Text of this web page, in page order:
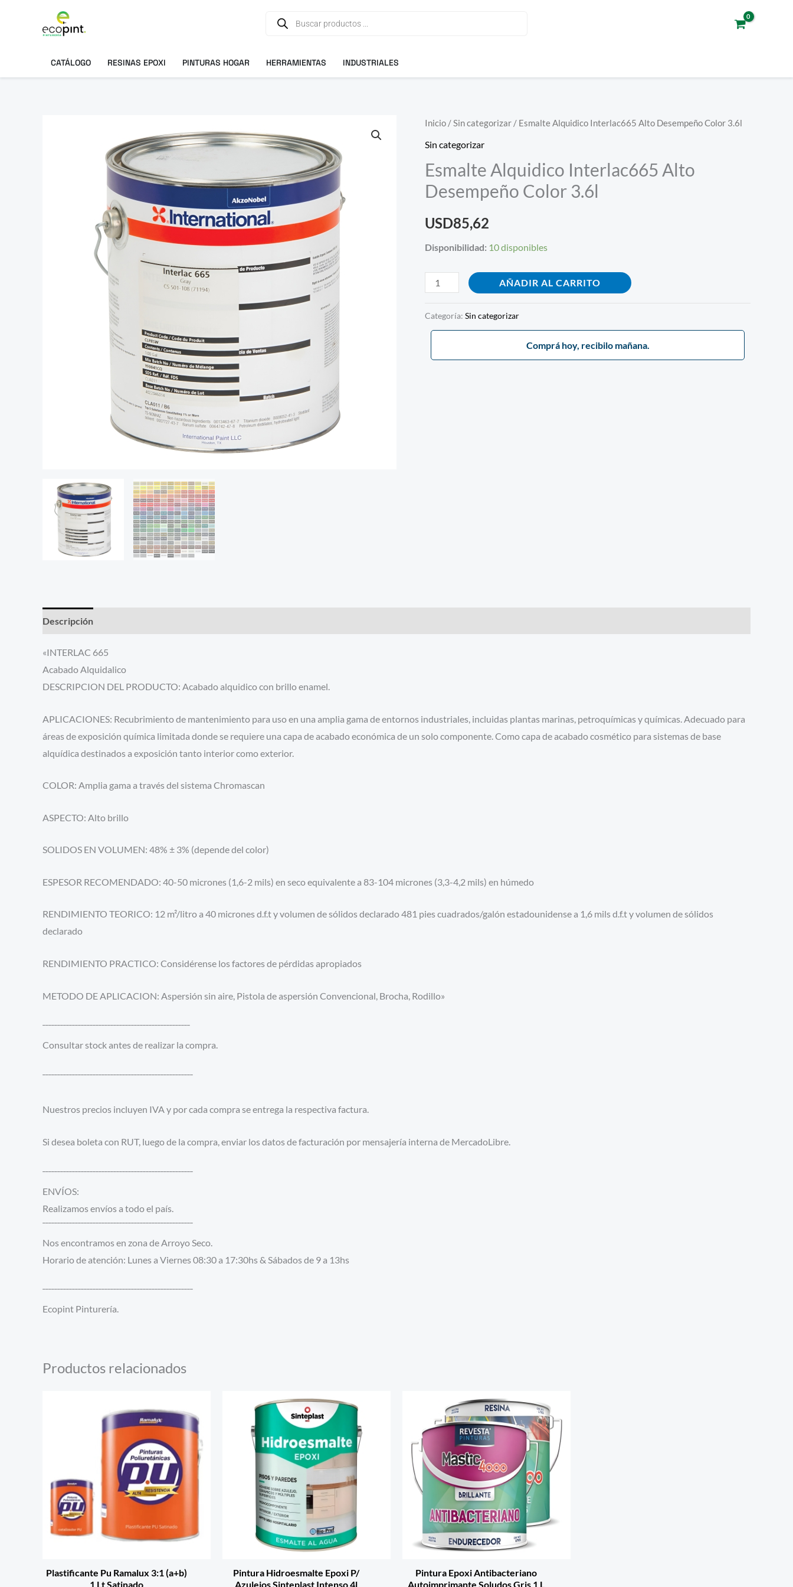
productos
CATÁLOGO RESINAS EPOXI PINTURAS HOGAR HERRAMIENTAS INDUSTRIALES
Inicio /Sin categorizar / Esmalte Alquidico Interlac665 Alto Desempeño Color 3.6l
Sin categorizar
Esmalte Alquidico Interlac665 Alto
Desempeño Color 3.6l
USD85,62
Disponibilidad: 10 disponibles
Esmalte
Alquidico
Alto
Desempeño
3.6l
cantidad
AÑADIR AL CARRITO
Categoría: Sin categorizar
Comprá hoy, recibilo mañana.
Descripción
«INTERLAC 665
Acabado Alquidalico
DESCRIPCION DEL PRODUCTO: Acabado alquidico con brillo enamel.
APLICACIONES: Recubrimiento de mantenimiento para uso en una amplia gama de entornos industriales, incluidas plantas marinas, petroquímicas y químicas. Adecuado para
áreas de exposición química limitada donde se requiere una capa de acabado económica de un solo componente. Como capa de acabado cosmético para sistemas de base
alquídica destinados a exposición tanto interior como exterior.
COLOR: Amplia gama a través del sistema Chromascan
ASPECTO: Alto brillo
SOLIDOS EN VOLUMEN: 48% ± 3% (depende del color)
ESPESOR RECOMENDADO: 40-50 micrones (1,6-2 mils) en seco equivalente a 83-104 micrones (3,3-4,2 mils) en húmedo
RENDIMIENTO TEORICO: 12 m²/litro a 40 micrones d.f.t y volumen de sólidos declarado 481 pies cuadrados/galón estadounidense a 1,6 mils d.f.t y volumen de sólidos
declarado
RENDIMIENTO PRACTICO: Considérense los factores de pérdidas apropiados
METODO DE APLICACION: Aspersión sin aire, Pistola de aspersión Convencional, Brocha, Rodillo»
¯¯¯¯¯¯¯¯¯¯¯¯¯¯¯¯¯¯¯¯¯¯¯¯¯¯¯¯¯¯¯¯¯¯¯¯¯¯¯¯¯¯¯¯¯¯¯¯¯¯
Consultar stock antes de realizar la compra.
¯¯¯¯¯¯¯¯¯¯¯¯¯¯¯¯¯¯¯¯¯¯¯¯¯¯¯¯¯¯¯¯¯¯¯¯¯¯¯¯¯¯¯¯¯¯¯¯¯¯¯
Nuestros precios incluyen IVA y por cada compra se entrega la respectiva factura.
Si desea boleta con RUT, luego de la compra, enviar los datos de facturación por mensajería interna de MercadoLibre.
¯¯¯¯¯¯¯¯¯¯¯¯¯¯¯¯¯¯¯¯¯¯¯¯¯¯¯¯¯¯¯¯¯¯¯¯¯¯¯¯¯¯¯¯¯¯¯¯¯¯¯
ENVÍOS:
Realizamos envíos a todo el país.
¯¯¯¯¯¯¯¯¯¯¯¯¯¯¯¯¯¯¯¯¯¯¯¯¯¯¯¯¯¯¯¯¯¯¯¯¯¯¯¯¯¯¯¯¯¯¯¯¯¯¯
Nos encontramos en zona de Arroyo Seco.
Horario de atención: Lunes a Viernes 08:30 a 17:30hs & Sábados de 9 a 13hs
¯¯¯¯¯¯¯¯¯¯¯¯¯¯¯¯¯¯¯¯¯¯¯¯¯¯¯¯¯¯¯¯¯¯¯¯¯¯¯¯¯¯¯¯¯¯¯¯¯¯¯
Ecopint Pinturería.
Productos relacionados
Plastificante Pu Ramalux 3:1 (a+b)
1 Lt Satinado
Pintura Hidroesmalte Epoxi P/
Azulejos Sinteplast Intenso 4l
Pintura Epoxi Antibacteriano
Autoimprimante Soludos Gris 1 L